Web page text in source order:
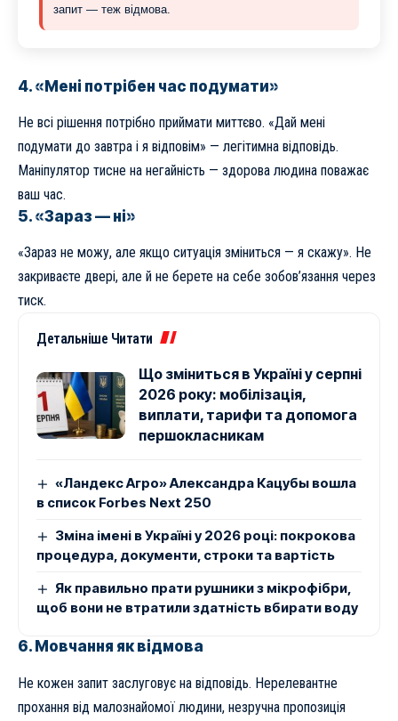
запит — теж відмова.
4. «Мені потрібен час подумати»
Не всі рішення потрібно приймати миттєво. «Дай мені
подумати до завтра і я відповім» — легітимна відповідь.
Маніпулятор тисне на негайність — здорова людина поважає
ваш час.
5. «Зараз — ні»
«Зараз не можу, але якщо ситуація зміниться — я скажу». Не
закриваєте двері, але й не берете на себе зобов’язання через
тиск.
Детальніше Читати
Що зміниться в Україні у серпні
2026 року: мобілізація,
виплати, тарифи та допомога
першокласникам
«Ландекс Агро» Александра Кацубы вошла
в список Forbes Next 250
Зміна імені в Україні у 2026 році: покрокова
процедура, документи, строки та вартість
Як правильно прати рушники з мікрофібри,
щоб вони не втратили здатність вбирати воду
6. Мовчання як відмова
Не кожен запит заслуговує на відповідь. Нерелевантне
прохання від малознайомої людини, незручна пропозиція